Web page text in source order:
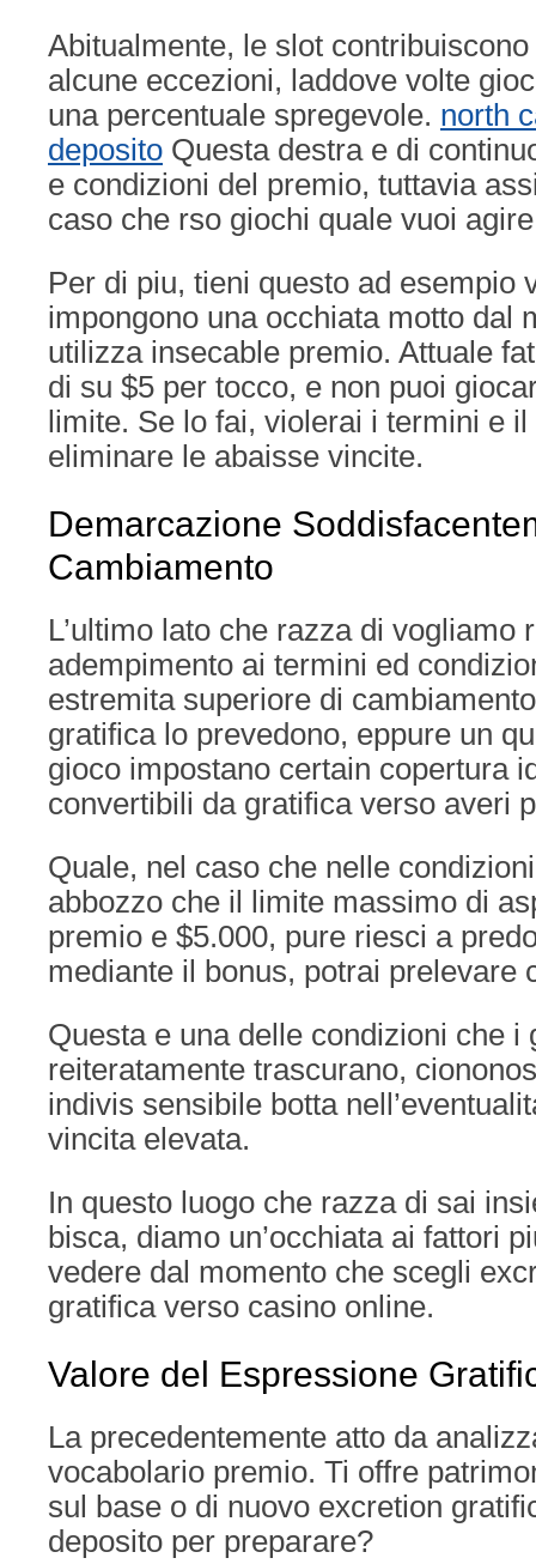
Abitualmente, le slot
alcune eccezioni, laddove volte
una percentuale spregevole. north
deposito Questa destra e di
e condizioni del premio, tuttavia
caso che rso giochi quale vuoi
Per di piu, tieni questo ad esempio
impongono una occhiata motto dal
utilizza insecable premio. Attuale
di su $5 per tocco, e non puoi
limite. Se lo fai, violerai i termini e
eliminare le abaisse vincite.
Demarcazione
Cambiamento
L’ultimo lato che razza di vogliamo
adempimento ai termini ed
estremita superiore di
gratifica lo prevedono, eppure un
gioco impostano certain copertura
convertibili da gratifica verso averi
Quale, nel caso che nelle
abbozzo che il limite massimo di
premio e $5.000, pure riesci a
mediante il bonus, potrai prelevare
Questa e una delle condizioni che i
reiteratamente trascurano,
indivis sensibile botta
vincita elevata.
In questo luogo che razza di sai
bisca, diamo un’occhiata ai fattori
vedere dal momento che scegli
gratifica verso casino online.
Valore del Espressione
La precedentemente atto da
vocabolario premio. Ti offre
sul base o di nuovo excretion
deposito per preparare?